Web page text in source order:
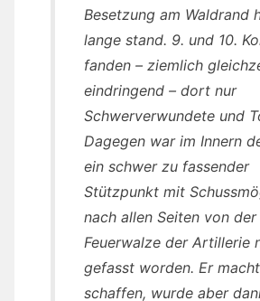
Besetzung am Waldrand
lange stand. 9. und 10.
fanden – ziemlich
eindringend – dort nur
Schwerverwundete und
Dagegen war im Innern
ein schwer zu fassender
Stützpunkt mit
nach allen Seiten von der
Feuerwalze der Artillerie
gefasst worden. Er
schaffen, wurde aber